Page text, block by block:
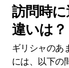
訪問時
違いは？
ギリシャのあ
には、以下の